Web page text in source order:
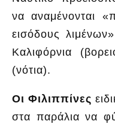
να αναμένονται
εισόδους
Καλιφόρνια
(νότια).
Οι Φιλιππίνες
στα παράλια να